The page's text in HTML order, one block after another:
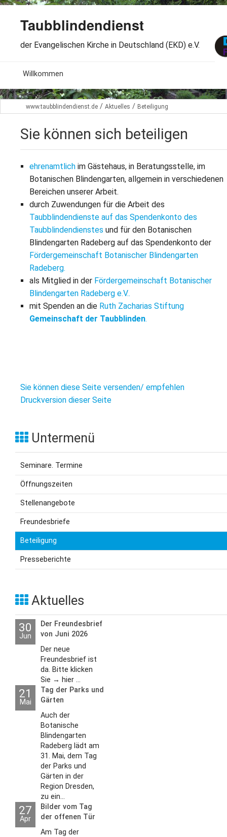
Taubblindendienst
der Evangelischen Kirche in Deutschland (EKD) e.V.
Willkommen
Aktuelles
Arbeitsbereiche
Spenden
Dabeisein
Kontakt
www.taubblindendienst.de / Aktuelles / Beteiligung
Sie können sich beteiligen
ehrenamtlichim Gästehaus, in Beratungsstelle, im
Botanischen Blindengarten, allgemein in verschiedenen
Bereichen unserer Arbeit.
durch Zuwendungen für die Arbeit des
Taubblindendienste auf das Spendenkonto des
Taubblindendienstes und für den Botanischen
Blindengarten Radeberg auf das Spendenkonto der
Fördergemeinschaft Botanischer Blindengarten
Radeberg.
als Mitglied in der Fördergemeinschaft Botanischer
Blindengarten Radeberg e.V..
mit Spenden an die Ruth Zacharias Stiftung
Gemeinschaft der Taubblinden.
Sie können diese Seite versenden/ empfehlen
Druckversion dieser Seite
Untermenü
Seminare. Termine
Öffnungszeiten
Stellenangebote
Freundesbriefe
Beteiligung
Presseberichte
Aktuelles
30
Jun
Der Freundesbrief
von Juni 2026
Der neue
Freundesbrief ist
da. Bitte klicken
Sie → hier ...
21
Mai
Tag der Parks und
Gärten
Auch der
Botanische
Blindengarten
Radeberg lädt am
31. Mai, dem Tag
der Parks und
Gärten in der
Region Dresden,
zu ein...
27
Apr
Bilder vom Tag
der offenen Tür
2026
Am Tag der